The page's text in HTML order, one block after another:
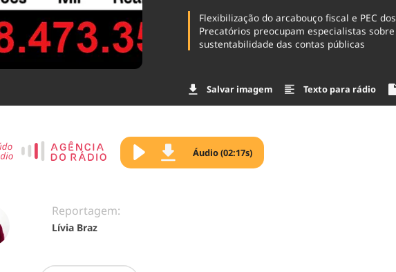
Flexibilização do arcabouço fiscal e PEC dos
Precatórios preocupam especialistas sobre
sustentabilidade das contas públicas
Salvar imagem Texto para rádio
Áudio (02:17s)
Reportagem:
Lívia Braz